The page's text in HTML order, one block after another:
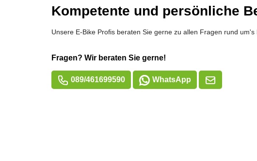
Kompetente und persönliche
Unsere E-Bike Profis beraten Sie gerne zu allen Fragen rund um's
Fragen? Wir beraten Sie gerne!
089/461699590 WhatsApp